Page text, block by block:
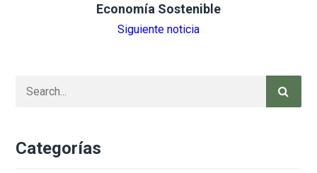
Economía Sostenible
Siguiente noticia
Categorías